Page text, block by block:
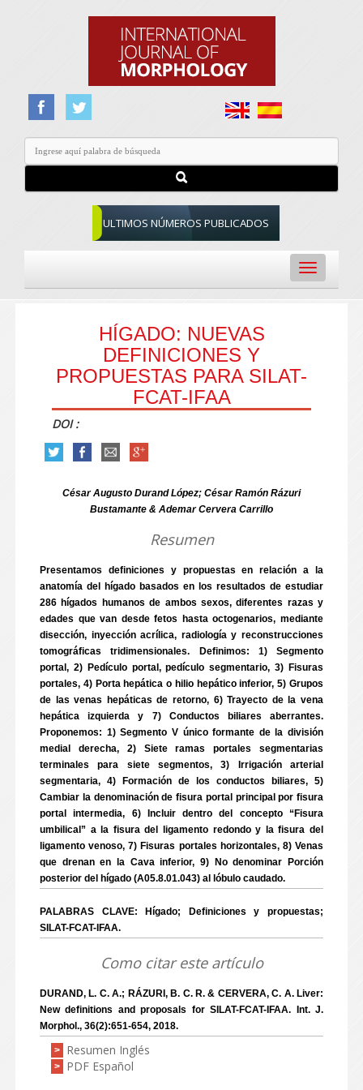
ULTIMOS NÚMEROS PUBLICADOS
Toggle
navigation
HÍGADO: NUEVAS
DEFINICIONES Y
PROPUESTAS PARA SILAT-
FCAT-IFAA
DOI :
César Augusto Durand López; César Ramón Rázuri
Bustamante & Ademar Cervera Carrillo
Resumen
Presentamos definiciones y propuestas en relación a la
anatomía del hígado basados en los resultados de estudiar
286 hígados humanos de ambos sexos, diferentes razas y
edades que van desde fetos hasta octogenarios, mediante
disección, inyección acrílica, radiología y reconstrucciones
tomográficas tridimensionales. Definimos: 1) Segmento
portal, 2) Pedículo portal, pedículo segmentario, 3) Fisuras
portales, 4) Porta hepática o hilio hepático inferior, 5) Grupos
de las venas hepáticas de retorno, 6) Trayecto de la vena
hepática izquierda y 7) Conductos biliares aberrantes.
Proponemos: 1) Segmento V único formante de la división
medial derecha, 2) Siete ramas portales segmentarias
terminales para siete segmentos, 3) Irrigación arterial
segmentaria, 4) Formación de los conductos biliares, 5)
Cambiar la denominación de fisura portal principal por fisura
portal intermedia, 6) Incluir dentro del concepto “Fisura
umbilical” a la fisura del ligamento redondo y la fisura del
ligamento venoso, 7) Fisuras portales horizontales, 8) Venas
que drenan en la Cava inferior, 9) No denominar Porción
posterior del hígado (A05.8.01.043) al lóbulo caudado.
PALABRAS CLAVE: Hígado; Definiciones y propuestas;
SILAT-FCAT-IFAA.
Como citar este artículo
DURAND, L. C. A.; RÁZURI, B. C. R. & CERVERA, C. A. Liver:
New definitions and proposals for SILAT-FCAT-IFAA. Int. J.
Morphol., 36(2):651-654, 2018.
> Resumen Inglés
> PDF Español